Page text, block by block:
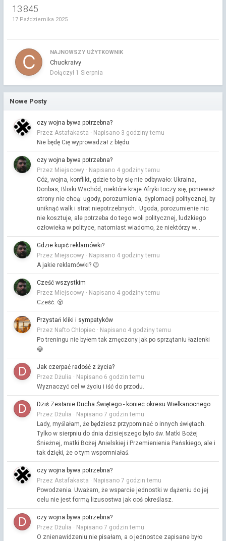
13 845
17 Października 2025
NAJNOWSZY UŻYTKOWNIK
Chuckraivy
Dołączył 1 Sierpnia
Nowe Posty
czy wojna bywa potrzebna?
Przez Astafakasta · Napisano 3 godziny temu
Nie będę Cię wyprowadzał z błędu.
czy wojna bywa potrzebna?
Przez Miejscowy · Napisano 4 godziny temu
Cóż, wojna, konflikt, gdzie to by się nie odbywało: Ukraina,
Donbas, Bliski Wschód, niektóre kraje Afryki toczy się, ponieważ
strony nie chcą: ugody, porozumienia, dyplomacji politycznej, by
uniknąć walk i strat niepotrzebnych. Ugoda, porozumienie nic
nie kosztuje, ale potrzeba do tego woli politycznej, ludzkiego
człowieka w polityce, natomiast wiadomo, że niektórzy w...
Gdzie kupić reklamówki?
Przez Miejscowy · Napisano 4 godziny temu
A jakie reklamówki? 😉
Cześć wszystkim
Przez Miejscowy · Napisano 4 godziny temu
Cześć. 😵
Przystań kliki i sympatyków
Przez Nafto Chłopiec · Napisano 4 godziny temu
Po treningu nie byłem tak zmęczony jak po sprzątaniu łazienki
😅
Jak czerpać radość z życia?
Przez Dżulia · Napisano 6 godzin temu
Wyznaczyć cel w życiu i iść do przodu.
Dziś Zesłanie Ducha Świętego - koniec okresu Wielkanocnego
Przez Dżulia · Napisano 7 godzin temu
Lady, myślałam, że będziesz przypominać o innych świętach.
Tylko w sierpniu do dnia dzisiejszego było św. Matki Bożej
Śnieżnej, matki Bożej Anielskiej i Przemienienia Pańskiego, ale i
tak dzięki, że o tym wspomniałaś.
czy wojna bywa potrzebna?
Przez Astafakasta · Napisano 7 godzin temu
Powodzenia. Uważam, że wsparcie jednostki w dążeniu do jej
celu nie jest formą lizusostwa jak coś określasz.
czy wojna bywa potrzebna?
Przez Dżulia · Napisano 7 godzin temu
O znienawidzeniu nie pisałam, a o jednostce zapisane było